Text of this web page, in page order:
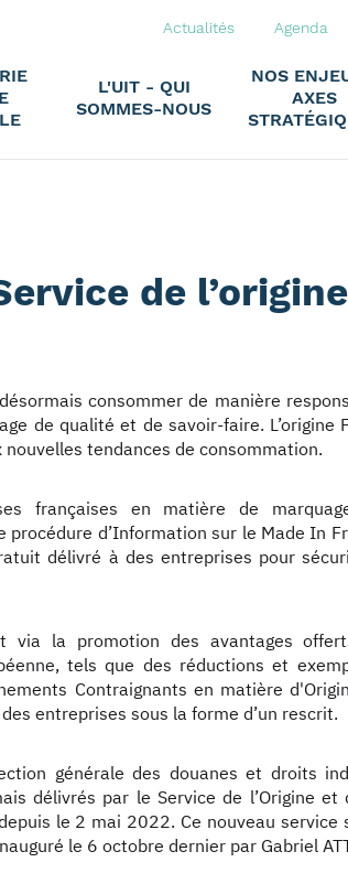
Actualités Agenda
L'UIT - QUI
SOMMES-NOUS
NOS
AXES
de
consommer de manière
de qualité et de savoir-faire. L’origine
tendances de consommation.
françaises en matière de
d’Information sur le Made In
délivré à des entreprises pour
via la promotion des avantages
tels que des réductions et
Contraignants en matière
entreprises sous la forme d’un rescrit.
générale des douanes et droits
délivrés par le Service de l’Origine et
le 2 mai 2022. Ce nouveau service
le 6 octobre dernier par Gabriel